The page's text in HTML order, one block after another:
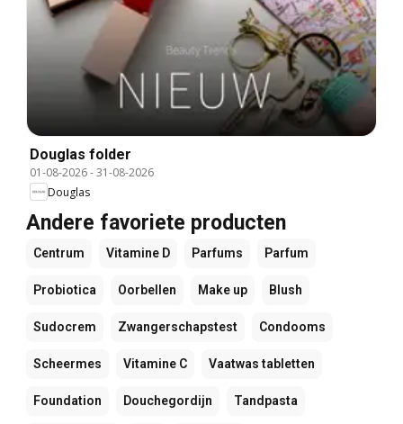
Douglas folder
01-08-2026-31-08-2026
Douglas
Andere favoriete producten
Centrum Vitamine D Parfums Parfum
Probiotica Oorbellen Make up Blush
Sudocrem Zwangerschapstest Condooms
Scheermes Vitamine C Vaatwas tabletten
Foundation Douchegordijn Tandpasta